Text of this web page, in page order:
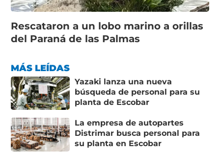
Rescataron a un lobo marino a orillas
del Paraná de las Palmas
MÁS LEÍDAS
Yazaki lanza una nueva
búsqueda de personal para su
planta de Escobar
La empresa de autopartes
Distrimar busca personal para
su planta en Escobar